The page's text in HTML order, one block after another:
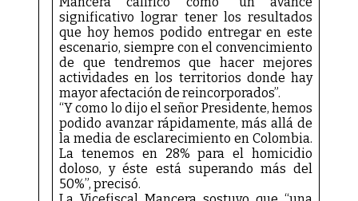
significativo lograr tener los resultados
que hoy hemos podido entregar en este
escenario, siempre con el convencimiento
de que tendremos que hacer mejores
actividades en los territorios donde hay
mayor afectación de reincorporados”.
“Y como lo dijo el señor Presidente, hemos
podido avanzar rápidamente, más allá de
la media de esclarecimiento en Colombia.
La tenemos en 28% para el homicidio
doloso, y éste está superando más del
50%”, precisó.